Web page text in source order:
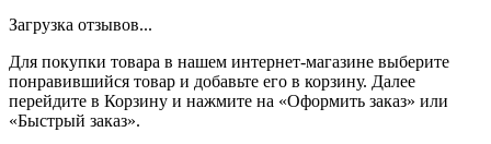
Загрузка отзывов...
Для покупки товара в нашем интернет-магазине выберите
понравившийся товар и добавьте его в корзину. Далее
перейдите в Корзину и нажмите на «Оформить заказ» или
«Быстрый заказ».